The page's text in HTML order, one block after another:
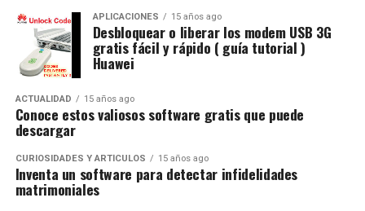
APLICACIONES 15 años ago
Desbloquear o liberar los modem USB 3G
gratis fácil y rápido ( guía tutorial )
Huawei
ACTUALIDAD 15 años ago
Conoce estos valiosos software gratis que puede
descargar
CURIOSIDADES Y ARTÍCULOS 15 años ago
Inventa un software para detectar infidelidades
matrimoniales